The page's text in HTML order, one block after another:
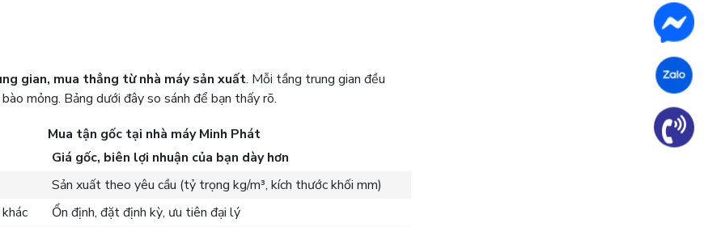
gian, mua thẳng từ nhà máy sản xuất. Mỗi tầng trung gian đều
mỏng. Bảng dưới đây so sánh để bạn thấy rõ.
Mua tận gốc tại nhà máy Minh Phát
Giá gốc, biên lợi nhuận của bạn dày hơn
Sản xuất theo yêu cầu (tỷ trọng kg/m³, kích thước khối mm)
Ổn định, đặt định kỳ, ưu tiên đại lý